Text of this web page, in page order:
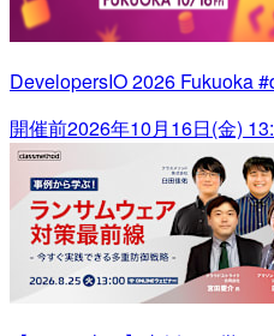
DevelopersIO 2026 Fukuoka
開催前2026年10月16日(金)